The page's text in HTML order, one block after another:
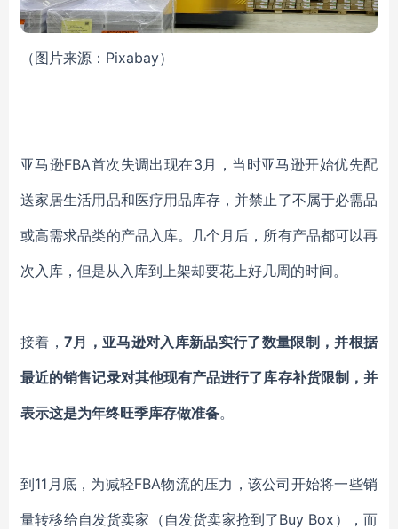
（图片来源：Pixabay）
亚马逊FBA首次失调出现在3月，当时亚马逊开始优先配
送家居生活用品和医疗用品库存，并禁止了不属于必需品
或高需求品类的产品入库。几个月后，所有产品都可以再
次入库，但是从入库到上架却要花上好几周的时间。
接着， 7月，亚马逊对入库新品实行了数量限制，并根据
最近的销售记录对其他现有产品进行了库存补货限制，并
表示这是为年终旺季库存做准备。
到11月底，为减轻FBA物流的压力，该公司开始将一些销
量转移给自发货卖家（自发货卖家抢到了Buy Box），而